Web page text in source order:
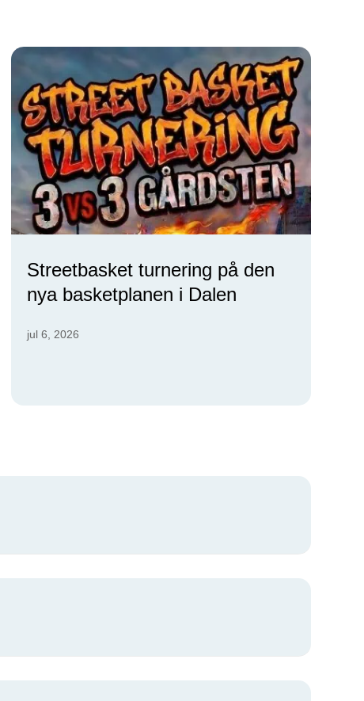
Streetbasket turnering på den
nya basketplanen i Dalen
jul 6, 2026